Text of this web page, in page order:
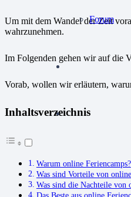
Forum
Um mit dem Wandel der Zeit
wahrzunehmen.
Im Folgenden gehen wir auf die
Vorab, wollen wir erläutern,
Inhaltsverzeichnis
Warum online Feriencamps?
Was sind Vorteile von
Was sind die Nachteile von